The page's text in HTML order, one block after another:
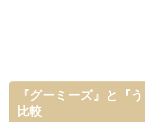
『グーミーズ』と『
比較